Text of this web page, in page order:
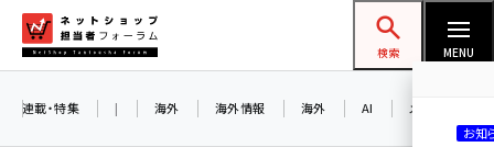
ン
ネットショップ担当者フォーラム
検索 MENU
連載・特集 | 海外 海外情報 海外 AI メタバース
お知